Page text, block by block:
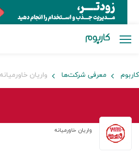
کاربوم معرفی شرکت‌ها واریان خاورمیانه
واریان خاورمیانه